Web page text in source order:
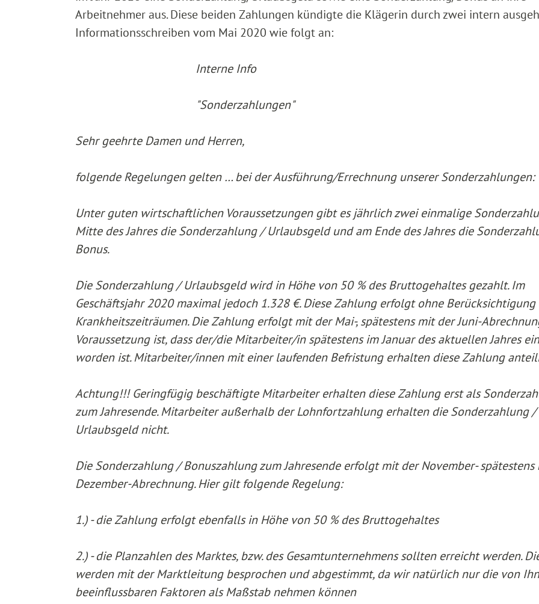
Arbeitnehmer aus. Diese beiden Zahlungen kündigte die Klägerin durch zwei intern
Informationsschreiben vom Mai 2020 wie folgt an:
Interne Info
"Sonderzahlungen"
Sehr geehrte Damen und Herren,
folgende Regelungen gelten … bei der Ausführung/Errechnung unserer Sonderzahlungen:
Unter guten wirtschaftlichen Voraussetzungen gibt es jährlich zwei einmalige
Mitte des Jahres die Sonderzahlung / Urlaubsgeld und am Ende des Jahres die
Bonus.
Die Sonderzahlung / Urlaubsgeld wird in Höhe von 50 % des Bruttogehaltes gezahlt. Im
Geschäftsjahr 2020 maximal jedoch 1.328 €. Diese Zahlung erfolgt ohne Berücksichtigung
Krankheitszeiträumen. Die Zahlung erfolgt mit der Mai-, spätestens mit der Juni-
Voraussetzung ist, dass der/die Mitarbeiter/in spätestens im Januar des aktuellen Jahres
worden ist. Mitarbeiter/innen mit einer laufenden Befristung erhalten diese Zahlung
Achtung!!! Geringfügig beschäftigte Mitarbeiter erhalten diese Zahlung erst als
zum Jahresende. Mitarbeiter außerhalb der Lohnfortzahlung erhalten die Sonderzahlung /
Urlaubsgeld nicht.
Die Sonderzahlung / Bonuszahlung zum Jahresende erfolgt mit der November-
Dezember-Abrechnung. Hier gilt folgende Regelung:
1.) - die Zahlung erfolgt ebenfalls in Höhe von 50 % des Bruttogehaltes
2.) - die Planzahlen des Marktes, bzw. des Gesamtunternehmens sollten erreicht werden.
werden mit der Marktleitung besprochen und abgestimmt, da wir natürlich nur die von
beeinflussbaren Faktoren als Maßstab nehmen können